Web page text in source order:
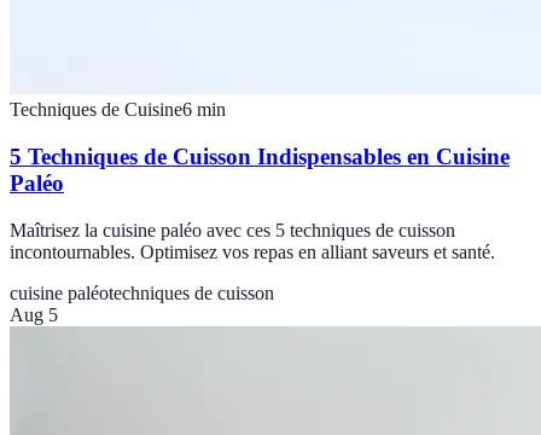
Techniques de Cuisine6 min
5 Techniques de Cuisson Indispensables en Cuisine
Paléo
Maîtrisez la cuisine paléo avec ces 5 techniques de cuisson
incontournables. Optimisez vos repas en alliant saveurs et santé.
cuisine paléotechniques de cuisson
Aug 5